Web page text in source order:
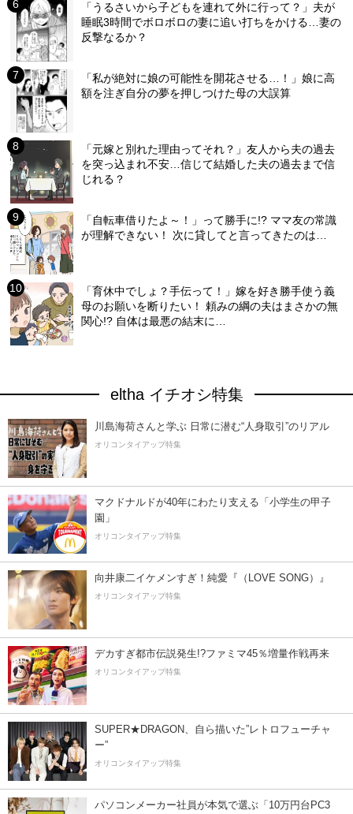
「うるさいから子どもを連れて外に行って？」夫が
睡眠3時間でボロボロの妻に追い打ちをかける…妻の
反撃なるか？
「私が絶対に娘の可能性を開花させる…！」娘に高
額を注ぎ自分の夢を押しつけた母の大誤算
「元嫁と別れた理由ってそれ？」友人から夫の過去
を突っ込まれ不安…信じて結婚した夫の過去まで信
じれる？
「自転車借りたよ～！」って勝手に!? ママ友の常識
が理解できない！ 次に貸してと言ってきたのは…
「育休中でしょ？手伝って！」嫁を好き勝手使う義
母のお願いを断りたい！ 頼みの綱の夫はまさかの無
関心!? 自体は最悪の結末に…
eltha イチオシ特集
川島海荷さんと学ぶ 日常に潜む“人身取引”のリアル
オリコンタイアップ特集
マクドナルドが40年にわたり支える「小学生の甲子
園」
オリコンタイアップ特集
向井康二イケメンすぎ！純愛『（LOVE SONG）』
オリコンタイアップ特集
デカすぎ都市伝説発生!?ファミマ45％増量作戦再来
オリコンタイアップ特集
SUPER★DRAGON、自ら描いた”レトロフューチャ
ー”
オリコンタイアップ特集
パソコンメーカー社員が本気で選ぶ「10万円台PC3